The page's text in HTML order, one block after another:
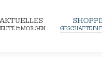
AKTUELLES
& MORGEN GESCHÄFTE IN